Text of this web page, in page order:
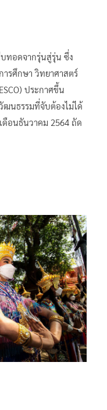
ทอดจากรุ่นสู่รุ่น ซึ่ง
ารศึกษา วิทยาศาสตร์
ประกาศขึ้น
นธรรมที่จับต้องไม่ได้
อนธันวาคม 2564 ถัด